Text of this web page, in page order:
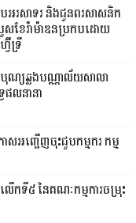
អរសាទរ និងជូនពរសាសនិក
សខែរ៉ាម៉ាឌនប្រកបដោយ
ទ្រី
បុណ្យឆ្លងបណ្ណាល័យសាលា
ផលនានា
អញ្ជើញចុះជួបកម្មករ កម្ម
លើកទី៥ នៃគណៈកម្មការចម្រុះ